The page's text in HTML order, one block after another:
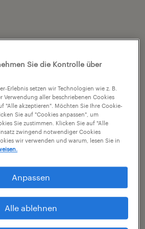
Sie die Kontrolle über
Erlebnis setzen wir Technologien wie z. B.
Verwendung aller beschriebenen Cookies
"Alle akzeptieren". Möchten Sie Ihre Cookie-
Sie auf "Cookies anpassen", um
Sie zustimmen. Klicken Sie auf "Alle
zwingend notwendiger Cookies
wir verwenden und warum, lesen Sie in
Anpassen
Alle ablehnen